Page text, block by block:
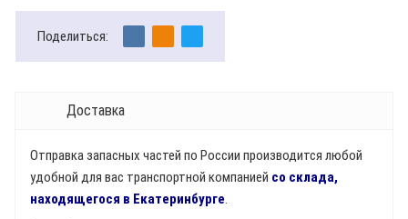
Поделиться:
Доставка
Отправка запасных частей по России производится любой
удобной для вас транспортной компанией со склада,
находящегося в Екатеринбурге.